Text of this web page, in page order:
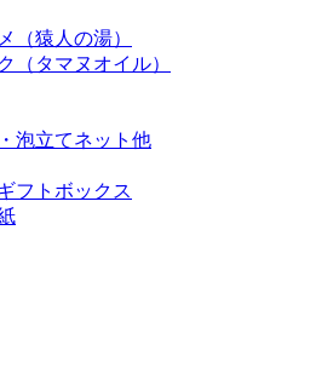
（猿人の湯）
（タマヌオイル）
泡立てネット他
フトボックス